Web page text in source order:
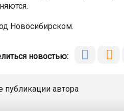
Новосибирском.
новостью:
публикации автора